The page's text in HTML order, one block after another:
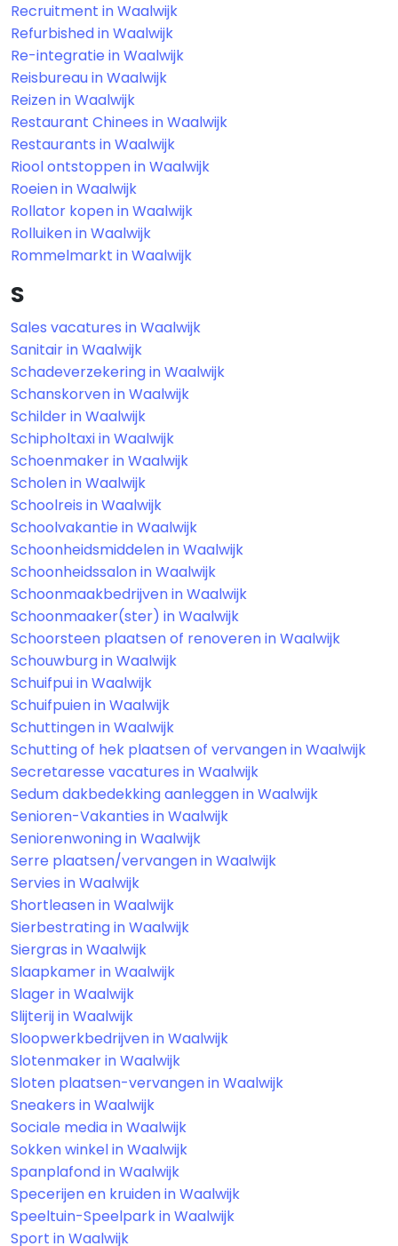
Recruitment in Waalwijk
Refurbished in Waalwijk
Re-integratie in Waalwijk
Reisbureau in Waalwijk
Reizen in Waalwijk
Restaurant Chinees in Waalwijk
Restaurants in Waalwijk
Riool ontstoppen in Waalwijk
Roeien in Waalwijk
Rollator kopen in Waalwijk
Rolluiken in Waalwijk
Rommelmarkt in Waalwijk
S
Sales vacatures in Waalwijk
Sanitair in Waalwijk
Schadeverzekering in Waalwijk
Schanskorven in Waalwijk
Schilder in Waalwijk
Schipholtaxi in Waalwijk
Schoenmaker in Waalwijk
Scholen in Waalwijk
Schoolreis in Waalwijk
Schoolvakantie in Waalwijk
Schoonheidsmiddelen in Waalwijk
Schoonheidssalon in Waalwijk
Schoonmaakbedrijven in Waalwijk
Schoonmaaker(ster) in Waalwijk
Schoorsteen plaatsen of renoveren in Waalwijk
Schouwburg in Waalwijk
Schuifpui in Waalwijk
Schuifpuien in Waalwijk
Schuttingen in Waalwijk
Schutting of hek plaatsen of vervangen in Waalwijk
Secretaresse vacatures in Waalwijk
Sedum dakbedekking aanleggen in Waalwijk
Senioren-Vakanties in Waalwijk
Seniorenwoning in Waalwijk
Serre plaatsen/vervangen in Waalwijk
Servies in Waalwijk
Shortleasen in Waalwijk
Sierbestrating in Waalwijk
Siergras in Waalwijk
Slaapkamer in Waalwijk
Slager in Waalwijk
Slijterij in Waalwijk
Sloopwerkbedrijven in Waalwijk
Slotenmaker in Waalwijk
Sloten plaatsen-vervangen in Waalwijk
Sneakers in Waalwijk
Sociale media in Waalwijk
Sokken winkel in Waalwijk
Spanplafond in Waalwijk
Specerijen en kruiden in Waalwijk
Speeltuin-Speelpark in Waalwijk
Sport in Waalwijk